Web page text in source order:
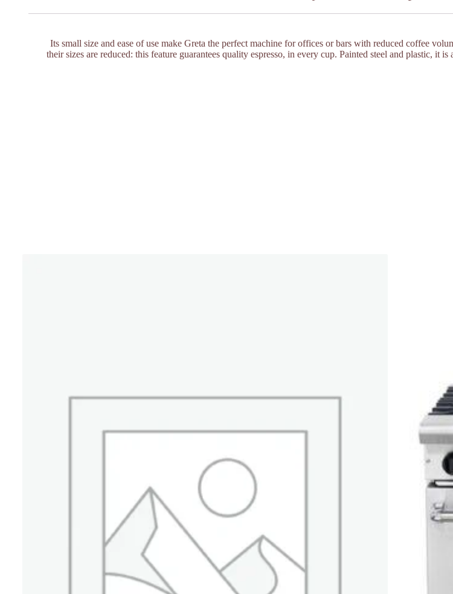
Its small size and ease of use make Greta the perfect machine for offices or bars with reduced coffee
their sizes are reduced: this feature guarantees quality espresso, in every cup. Painted steel and plastic,